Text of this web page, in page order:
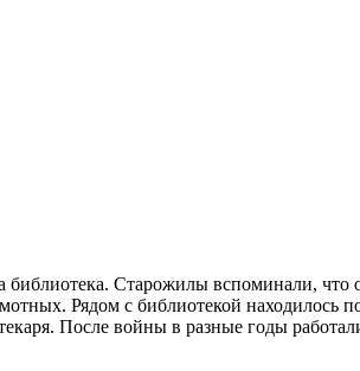
Старожилы вспоминали,
Рядом с библиотекой
После войны в разные годы